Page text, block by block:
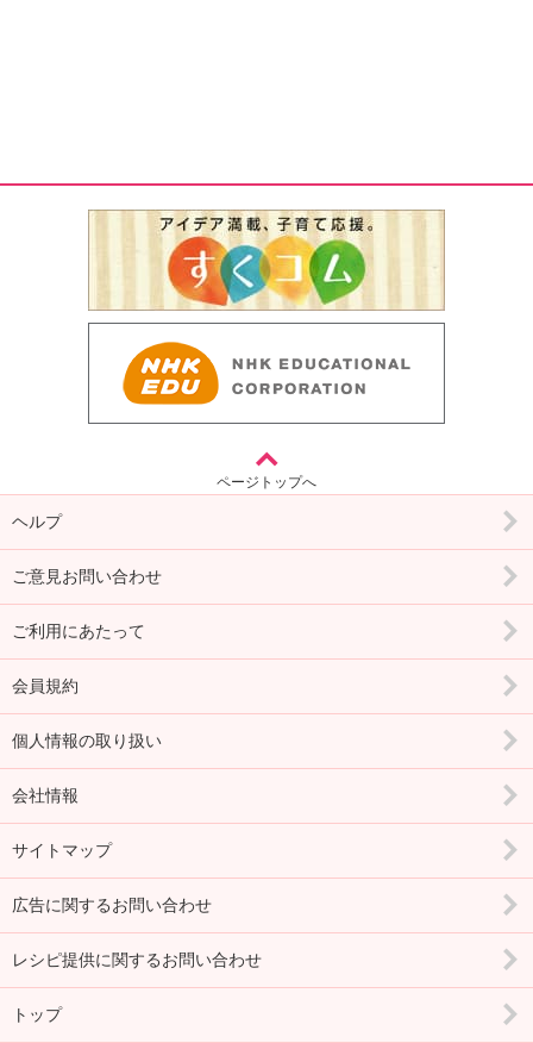
ページトップへ
ヘルプ
ご意見お問い合わせ
ご利用にあたって
会員規約
個人情報の取り扱い
会社情報
サイトマップ
広告に関するお問い合わせ
レシピ提供に関するお問い合わせ
トップ